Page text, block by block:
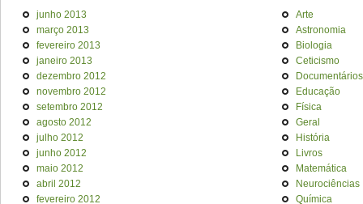
junho 2013
março 2013
fevereiro 2013
janeiro 2013
dezembro 2012
novembro 2012
setembro 2012
agosto 2012
julho 2012
junho 2012
maio 2012
abril 2012
fevereiro 2012
Arte
Astronomia
Biologia
Ceticismo
Documentários
Educação
Física
Geral
História
Livros
Matemática
Neurociências
Química